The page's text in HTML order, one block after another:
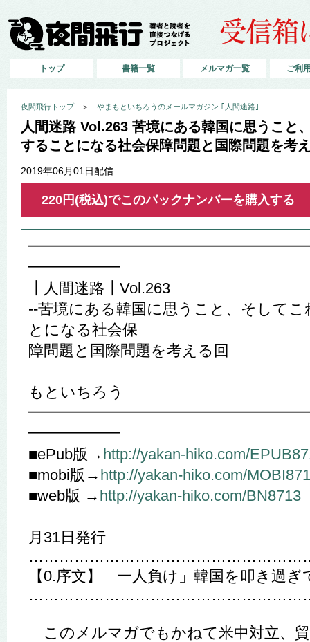
トップ 書籍一覧 メルマガ一覧 ご利
夜間飛行トップ＞ やまもといちろうのメールマガジン ｢人間迷路｣
人間迷路 Vol.263 苦境にある韓国に思うこと
することになる社会保障問題と国際問題を考
2019年06月01日配信
220円(税込)でこのバックナンバーを購入する
━━━━━━
┃人間迷路┃Vol.263
--苦境にある韓国に思うこと、そして
とになる社会保
障問題と国際問題を考える回
もといちろう
━━━━━━
■ePub版→ http://yakan-hiko.com/
■mobi版→ http://yakan-hiko.com/
■web版 → http://yakan-hiko.com/BN8713
月31日発行
【0.序文】「一人負け」韓国を叩き過
このメルマガでもかねて米中対立、